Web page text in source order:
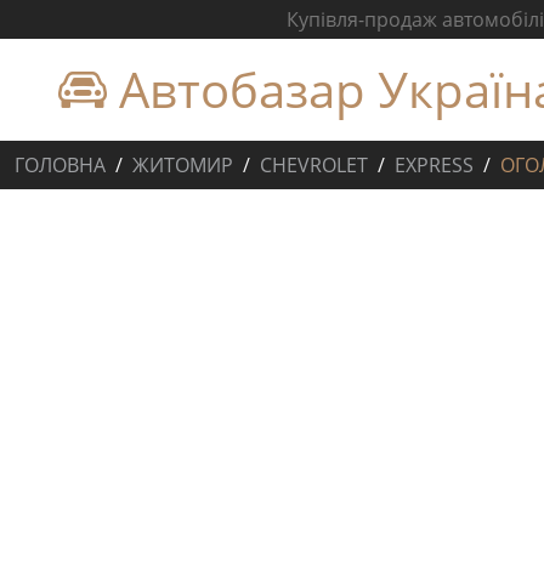
Купівля-продаж
Автобазар
ГОЛОВНА ЖИТОМИР CHEVROLET EXPRESS